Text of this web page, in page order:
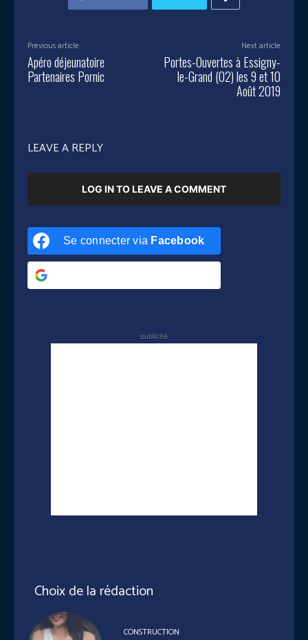
Previous article
Apéro déjeunatoire
Partenaires Pornic
Next article
Portes-Ouvertes à Essigny-
le-Grand (02) les 9 et 10
Août 2019
LEAVE A REPLY
LOG IN TO LEAVE A COMMENT
Se connecter via Facebook
publicité
Choix de la rédaction
CONSTRUCTION